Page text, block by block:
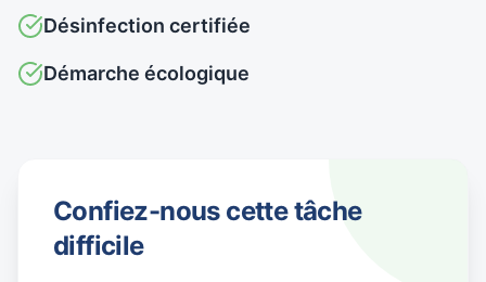
Désinfection certifiée
Démarche écologique
Confiez-nous cette tâche
difficile